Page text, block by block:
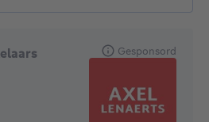
Gesponsord